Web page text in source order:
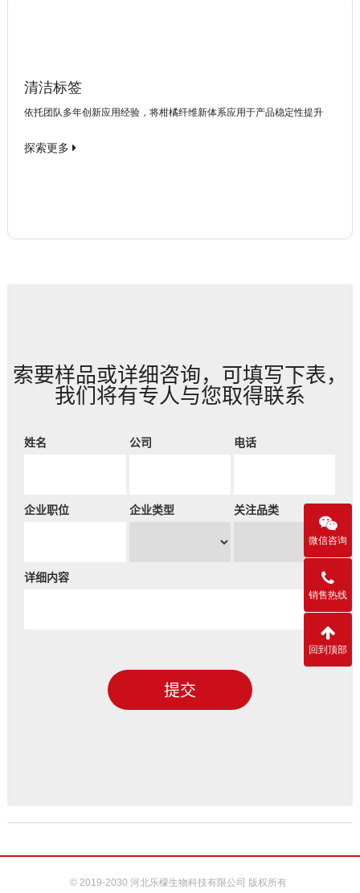
清洁标签
依托团队多年创新应用经验，将柑橘纤维新体系应用于产品稳定性提升
探索更多
索要样品或详细咨询，可填写下表，
我们将有专人与您取得联系
姓名 公司 电话
企业职位 企业类型 关注品类
详细内容
提交
微信咨询
销售热线
回到顶部
© 2019-2030 河北乐檬生物科技有限公司 版权所有